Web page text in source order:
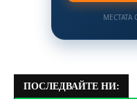
МЕСТАТА
ПОСЛЕДВАЙТЕ НИ: